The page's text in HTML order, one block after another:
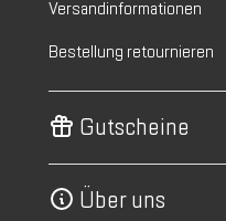
Versandinformationen
Bestellung retournieren
Gutscheine
Über uns